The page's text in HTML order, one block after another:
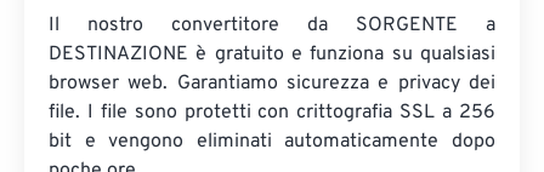
Il nostro convertitore da SORGENTE a
DESTINAZIONE è gratuito e funziona su qualsiasi
browser web. Garantiamo sicurezza e privacy dei
file. I file sono protetti con crittografia SSL a 256
bit e vengono eliminati automaticamente dopo